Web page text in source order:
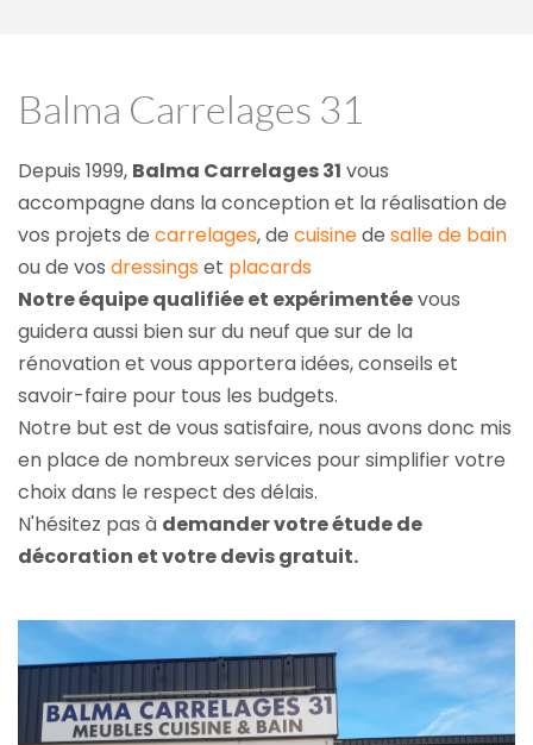
Balma Carrelages 31
Depuis 1999, Balma Carrelages 31 vous
accompagne dans la conception et la réalisation de
vos projets de carrelages, de cuisine de salle de bain
ou de vos dressings et placards
Notre équipe qualifiée et expérimentée vous
guidera aussi bien sur du neuf que sur de la
rénovation et vous apportera idées, conseils et
savoir-faire pour tous les budgets.
Notre but est de vous satisfaire, nous avons donc mis
en place de nombreux services pour simplifier votre
choix dans le respect des délais.
N'hésitez pas à demander votre étude de
décoration et votre devis gratuit.